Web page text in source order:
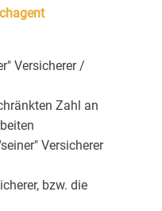
Versicherer /
Zahl an
Versicherer
bzw. die